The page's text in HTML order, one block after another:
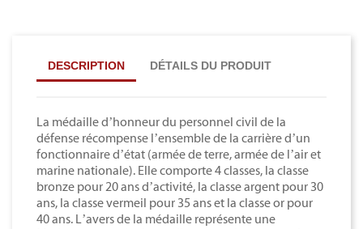
DESCRIPTION DÉTAILS DU PRODUIT
La médaille d’honneur du personnel civil de la
défense récompense l’ensemble de la carrière d’un
fonctionnaire d’état (armée de terre, armée de l’air et
marine nationale). Elle comporte 4 classes, la classe
bronze pour 20 ans d’activité, la classe argent pour 30
ans, la classe vermeil pour 35 ans et la classe or pour
40 ans. L’avers de la médaille représente une